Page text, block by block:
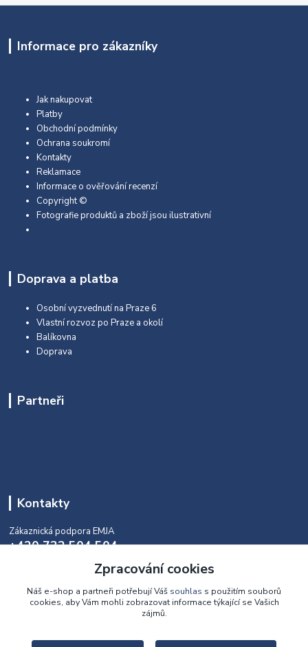
Informace pro zákazníky
Jak nakupovat
Platby
Obchodní podmínky
Ochrana soukromí
Kontakty
Reklamace
Informace o ověřování recenzí
Copyright ©
Fotografie produktů a zboží jsou ilustrativní
Doprava a platba
Osobní vyzvednutí na Praze 6
Vlastní rozvoz po Praze a okolí
Balíkovna
Doprava
Partneři
Kontakty
Zákaznická podpora EMJA
+420 732 504 504
(během naší aktuální otevírací doby)
info@emja.cz
Zpracování cookies
Náš e-shop a partneři potřebují Váš souhlas s použitím souborů
cookies, aby Vám mohli zobrazovat informace týkající se Vašich
zájmů.